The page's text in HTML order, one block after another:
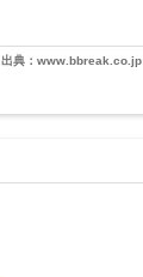
出典：www.bbreak.co.jp